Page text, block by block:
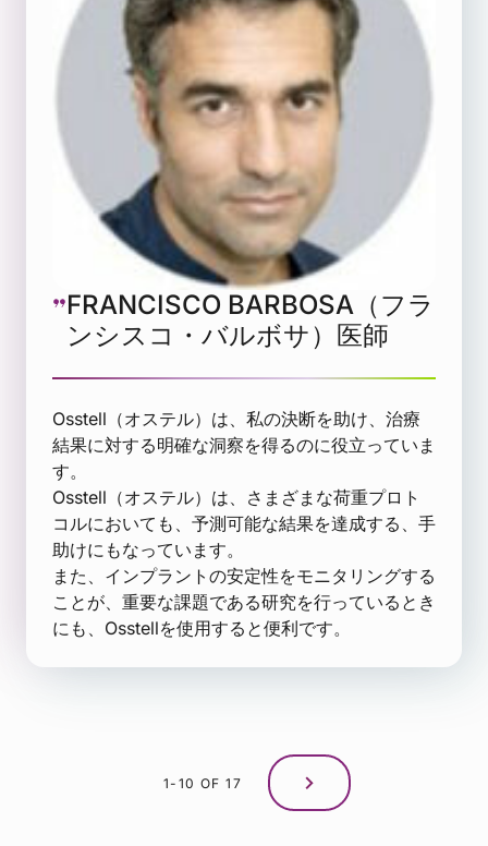
FRANCISCO BARBOSA（フラ
ンシスコ・バルボサ）医師
Osstell（オステル）は、私の決断を助け、治療
結果に対する明確な洞察を得るのに役立っていま
す。
Osstell（オステル）は、さまざまな荷重プロト
コルにおいても、予測可能な結果を達成する、手
助けにもなっています。
また、インプラントの安定性をモニタリングする
ことが、重要な課題である研究を行っているとき
にも、Osstellを使用すると便利です。
1-10 OF 17